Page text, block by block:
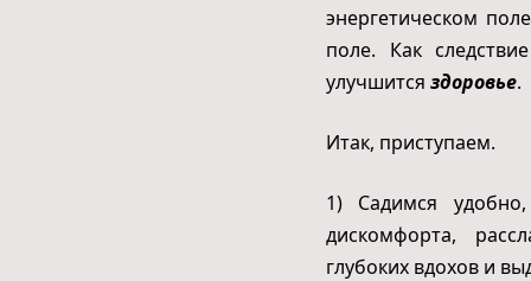
энергетическом
поле. Как
улучшится здоровье.
Итак, приступаем.
1) Садимся
дискомфорта,
глубоких вдохов и